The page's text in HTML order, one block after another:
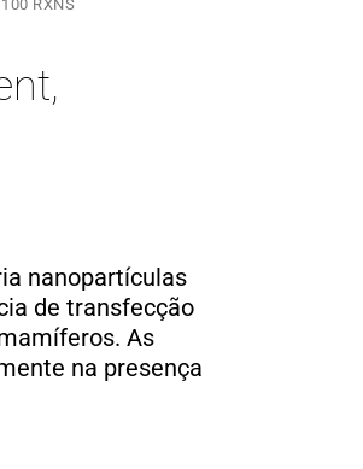
RXNS
nanopartículas
de transfecção
As
na presença